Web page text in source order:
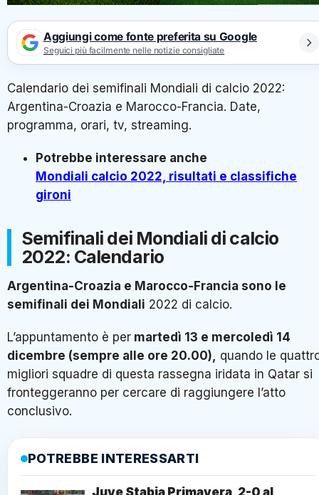
Aggiungi come fonte preferita su Google
Seguici più facilmente nelle notizie consigliate
Calendario dei semifinali Mondiali di calcio 2022:
Argentina-Croazia e Marocco-Francia. Date,
programma, orari, tv, streaming.
Potrebbe interessare anche
Mondiali calcio 2022, risultati e classifiche
gironi
Semifinali dei Mondiali di calcio
2022: Calendario
Argentina-Croazia e Marocco-Francia sono le
semifinali dei Mondiali 2022 di calcio.
L’appuntamento è per martedì 13 e mercoledì 14
dicembre (sempre alle ore 20.00),
quando le
migliori squadre di questa rassegna iridata in Qatar si
fronteggeranno per cercare di raggiungere l’atto
conclusivo.
POTREBBE INTERESSARTI
Juve Stabia Primavera, 2-0 al